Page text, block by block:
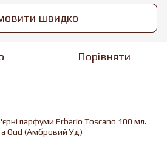
швидко
Порівняти
парфуми Erbario Toscano 100 мл.
Oud (Амбровий Уд)